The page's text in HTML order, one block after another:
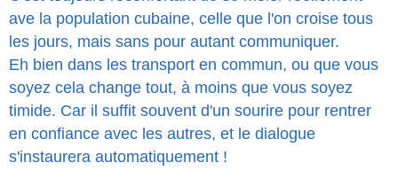
ave la population cubaine, celle que l'on croise tous
les jours, mais sans pour autant communiquer.
Eh bien dans les transport en commun, ou que vous
soyez cela change tout, à moins que vous soyez
timide. Car il suffit souvent d'un sourire pour rentrer
en confiance avec les autres, et le dialogue
s'instaurera automatiquement !